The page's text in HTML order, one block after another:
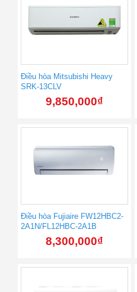
Điều hòa Mitsubishi Heavy
SRK-13CLV
9,850,000₫
Điều hòa Fujiaire FW12HBC2-
2A1N/FL12HBC-2A1B
8,300,000₫